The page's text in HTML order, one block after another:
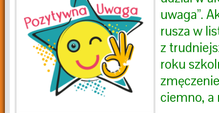
uwaga”.
rusza w
z
roku
ciemno, a